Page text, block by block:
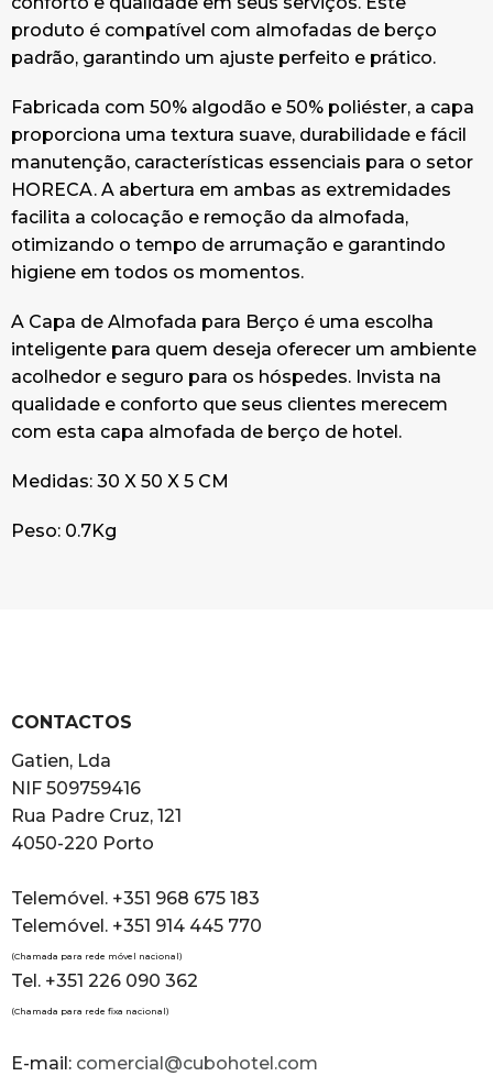
produto é compatível com almofadas de berço
padrão, garantindo um ajuste perfeito e prático.
Fabricada com 50% algodão e 50% poliéster, a capa
proporciona uma textura suave, durabilidade e fácil
manutenção, características essenciais para o setor
HORECA. A abertura em ambas as extremidades
facilita a colocação e remoção da almofada,
otimizando o tempo de arrumação e garantindo
higiene em todos os momentos.
A Capa de Almofada para Berço é uma escolha
inteligente para quem deseja oferecer um ambiente
acolhedor e seguro para os hóspedes. Invista na
qualidade e conforto que seus clientes merecem
com esta capa almofada de berço de hotel.
Medidas: 30 X 50 X 5 CM
Peso: 0.7Kg
CONTACTOS
Gatien, Lda
NIF 509759416
Rua Padre Cruz, 121
4050-220 Porto
Telemóvel. +351 968 675 183
Telemóvel. +351 914 445 770
(Chamada para rede móvel nacional)
Tel. +351 226 090 362
(Chamada para rede fixa nacional)
E-mail: comercial@cubohotel.com